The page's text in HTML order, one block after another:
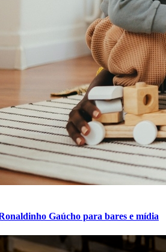
Gaúcho para bares e mídia